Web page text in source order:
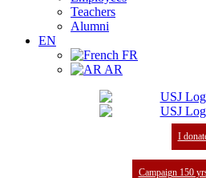
Teachers
Alumni
EN
FR
AR
I
Campaign 150